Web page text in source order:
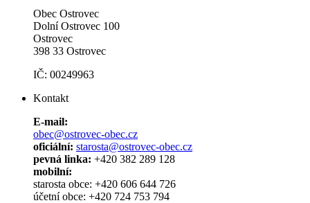
Obec Ostrovec
Dolní Ostrovec 100
Ostrovec
398 33 Ostrovec
IČ: 00249963
Kontakt
E-mail:
obec@ostrovec-obec.cz
oficiální: starosta@ostrovec-obec.cz
pevná linka: +420 382 289 128
mobilní:
starosta obce: +420 606 644 726
účetní obce: +420 724 753 794